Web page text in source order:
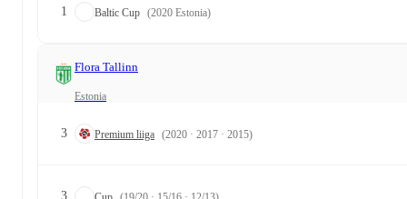
1 Baltic Cup (2020 Estonia)
Flora Tallinn
Estonia
3 Premium liiga (2020 · 2017 · 2015)
3